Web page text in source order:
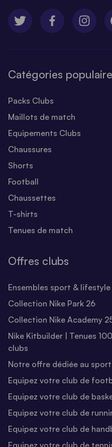
Catégories
Packs Clubs
Maillots de match
Equipements Clubs
Chaussures
Shorts
Football
Chaussettes
T-shirts
Tenues de match
Offres clubs
Ensembles sport &
Collection Nike Park 26
Collection Nike Academy
Nike Kitbuilder | Tenues
clubs
Notre offre dédiée au
Equipez votre club de
Equipez votre club de
Equipez votre club de
Equipez votre club de
Equipez votre club de